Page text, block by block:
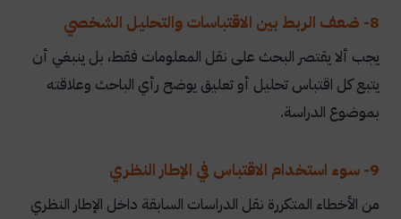
8- ضعف الربط بين الاقتباسات والتحليل الشخصي
يجب ألا يقتصر البحث على نقل المعلومات فقط، بل ينبغي أن
يتبع كل اقتباس تحليل أو تعليق يوضح رأي الباحث وعلاقته
بموضوع الدراسة.
9- سوء استخدام الاقتباس في الإطار النظري
من الأخطاء المتكررة نقل الدراسات السابقة داخل الإطار النظري